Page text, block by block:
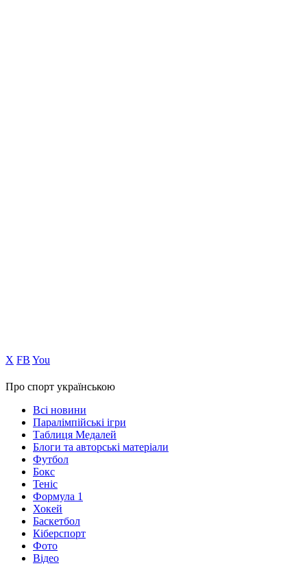
Х FB You
Про спорт українською
Всі новини
Паралімпійські ігри
Таблиця Медалей
Блоги та авторські матеріали
Футбол
Бокс
Теніс
Формула 1
Хокей
Баскетбол
Кіберспорт
Фото
Відео